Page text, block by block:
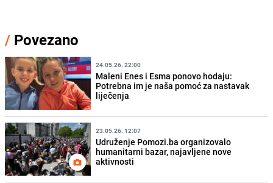
/ Povezano
24.05.26. 22:00
Maleni Enes i Esma ponovo hodaju:
Potrebna im je naša pomoć za nastavak
liječenja
23.05.26. 12:07
Udruženje Pomozi.ba organizovalo
humanitarni bazar, najavljene nove
aktivnosti